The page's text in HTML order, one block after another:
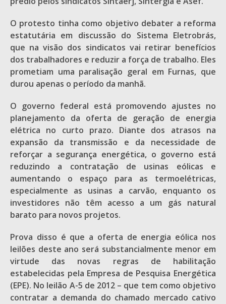
O protesto tinha como objetivo debater a reforma
estatutária em discussão do Sistema Eletrobrás,
que na visão dos sindicatos vai retirar benefícios
dos trabalhadores e reduzir a força de trabalho. Eles
prometiam uma paralisação geral em Furnas, que
durou apenas o período da manhã.
O governo federal está promovendo ajustes no
planejamento da oferta de geração de energia
elétrica no curto prazo. Diante dos atrasos na
expansão da transmissão e da necessidade de
reforçar a segurança energética, o governo está
reduzindo a contratação de usinas eólicas e
aumentando o espaço para as termoelétricas,
especialmente as usinas a carvão, enquanto os
investidores não têm acesso a um gás natural
barato para novos projetos.
Prova disso é que a oferta de energia eólica nos
leilões deste ano será substancialmente menor em
virtude das novas regras de habilitação
estabelecidas pela Empresa de Pesquisa Energética
(EPE). No leilão A-5 de 2012 – que tem como objetivo
contratar a demanda do chamado mercado cativo